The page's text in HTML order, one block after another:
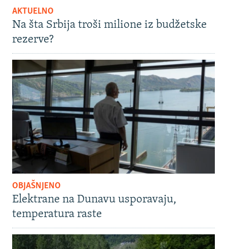
AKTUELNO
Na šta Srbija troši milione iz budžetske
rezerve?
OBJAŠNJENO
Elektrane na Dunavu usporavaju,
temperatura raste